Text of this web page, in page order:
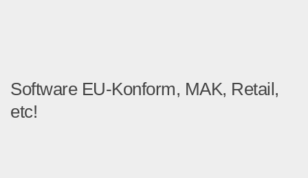
Software EU-Konform, MAK, Retail,
etc!